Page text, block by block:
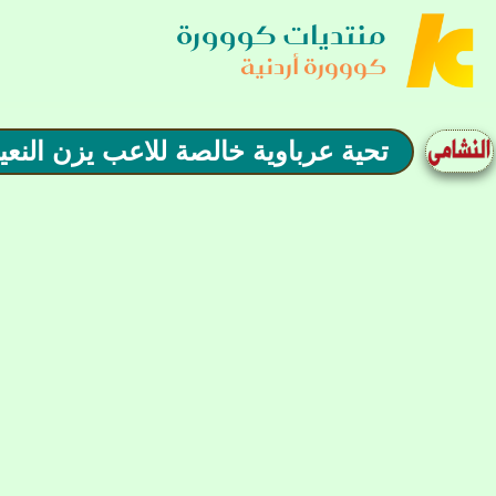
منتديات كووورة
كووورة أردنية
تحية عرباوية خالصة للاعب يزن